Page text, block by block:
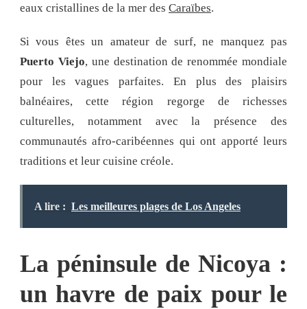
eaux cristallines de la mer des Caraïbes.
Si vous êtes un amateur de surf, ne manquez pas
Puerto Viejo, une destination de renommée mondiale
pour les vagues parfaites. En plus des plaisirs
balnéaires, cette région regorge de richesses
culturelles, notamment avec la présence des
communautés afro-caribéennes qui ont apporté leurs
traditions et leur cuisine créole.
A lire : Les meilleures plages de Los Angeles
La péninsule de Nicoya :
un havre de paix pour le